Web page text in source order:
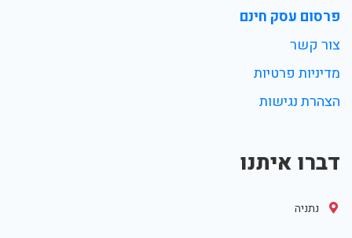
פרסום עסק חינם
צור קשר
מדיניות פרטיות
הצהרת נגישות
דברו איתנו
נתניה